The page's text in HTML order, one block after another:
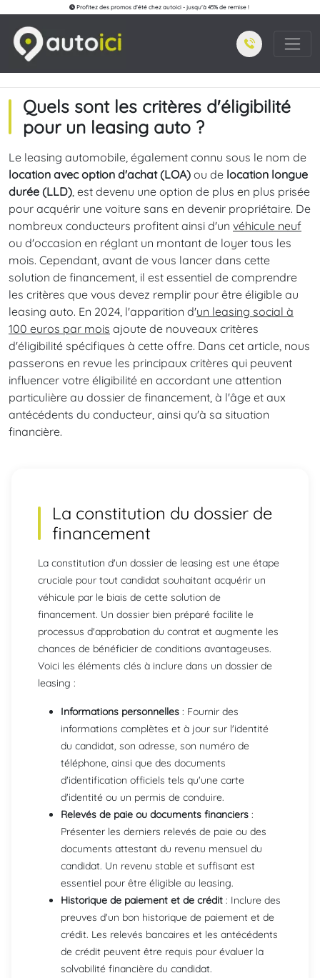
Profitez des promos d'été chez autoici - jusqu'à 45% de remise !
Quels sont les critères d'éligibilité
pour un leasing auto ?
Le leasing automobile, également connu sous le nom de
location avec option d'achat (LOA) ou de location longue
durée (LLD), est devenu une option de plus en plus prisée
pour acquérir une voiture sans en devenir propriétaire. De
nombreux conducteurs profitent ainsi d'un véhicule neuf
ou d'occasion en réglant un montant de loyer tous les
mois. Cependant, avant de vous lancer dans cette
solution de financement, il est essentiel de comprendre
les critères que vous devez remplir pour être éligible au
leasing auto. En 2024, l'apparition d'un leasing social à
100 euros par mois ajoute de nouveaux critères
d'éligibilité spécifiques à cette offre. Dans cet article, nous
passerons en revue les principaux critères qui peuvent
influencer votre éligibilité en accordant une attention
particulière au dossier de financement, à l'âge et aux
antécédents du conducteur, ainsi qu'à sa situation
financière.
La constitution du dossier de
financement
La constitution d'un dossier de leasing est une étape
cruciale pour tout candidat souhaitant acquérir un
véhicule par le biais de cette solution de
financement. Un dossier bien préparé facilite le
processus d'approbation du contrat et augmente les
chances de bénéficier de conditions avantageuses.
Voici les éléments clés à inclure dans un dossier de
leasing :
Informations personnelles : Fournir des
informations complètes et à jour sur l'identité
du candidat, son adresse, son numéro de
téléphone, ainsi que des documents
d'identification officiels tels qu'une carte
d'identité ou un permis de conduire.
Relevés de paie ou documents financiers :
Présenter les derniers relevés de paie ou des
documents attestant du revenu mensuel du
candidat. Un revenu stable et suffisant est
essentiel pour être éligible au leasing.
Historique de paiement et de crédit : Inclure des
preuves d'un bon historique de paiement et de
crédit. Les relevés bancaires et les antécédents
de crédit peuvent être requis pour évaluer la
solvabilité financière du candidat.